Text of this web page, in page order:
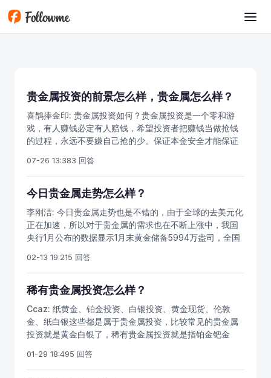
跳转到主要内容
贵金属投资的前景怎么样，贵金属怎么样？
喜鹊捧金印: 贵金属投资如何？贵金属投资是一个零和游
戏，有人赚钱必定有人赔钱，希望投资者把赚钱当做抢钱
的过程，永远不要嫌自己抢的少。保证本金安全才能保证
面面俱到，排除非正规平台。、 贵金属投资前景好吗？未
来主要是看货币政策、欧美债务危机、全球经济前景。贵
金属投资分为实物投资和带杠杆的电子盘交易投资。其中
高卖赚取差价的过程。也可以是在不看好经济前景的情况
下所采取的一种避险手段，以实现资产的保值增值。
07-26 13:383 回答
今日贵金属走势怎么样？
李刚洁: 今日贵金属走势也是不错的，由于全球的去美元化
正在加速，所以对于贵金属的需求也在不断上涨中，我国
央行1月公布的数据显示1月末黄金储备5994万盎司，全国
示，去年全球央行的金库新增黄金数量创历史第二高，黄
金持有量排名是美国、德国、法国、意大利、俄罗斯、中
国。
02-13 19:215 回答
稀有贵金属投资怎么样？
Ccaz: 纸黄金、铂金投资、白银投资、黄金现货、伦敦
金、纸白银这些都是属于贵金属投资，比较常见的贵金属
投资就是黄金白银了，稀有贵金属投资就是指铂金钯金
2018年的全球供给量同比下滑2%至781.5万盎司，而全球
需求只是779万盎司，工业和珠宝需求预期上涨但是被汽
01-29 18:495 回答